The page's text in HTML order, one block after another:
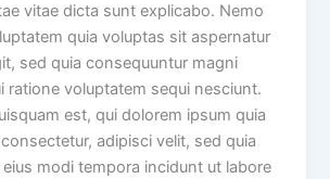
vitae dicta sunt explicabo. Nemo
quia voluptas sit aspernatur
sed quia consequuntur magni
ratione voluptatem sequi nesciunt.
est, qui dolorem ipsum quia
adipisci velit, sed quia
modi tempora incidunt ut labore